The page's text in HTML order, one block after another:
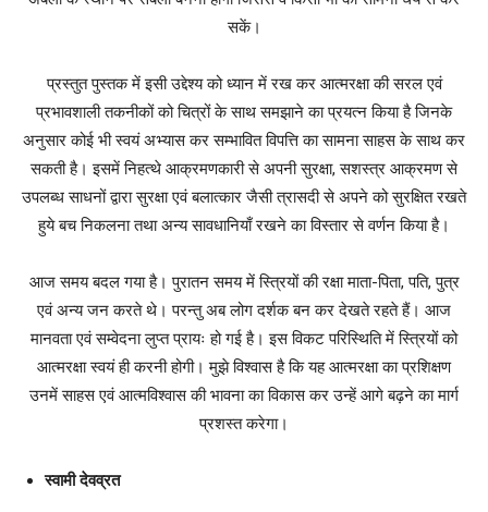
सकें।
प्रस्तुत पुस्तक में इसी उद्देश्य को ध्यान में रख कर आत्मरक्षा की सरल एवं
प्रभावशाली तकनीकों को चित्रों के साथ समझाने का प्रयत्न किया है जिनके
अनुसार कोई भी स्वयं अभ्यास कर सम्भावित विपत्ति का सामना साहस के साथ कर
सकती है। इसमें निहत्थे आक्रमणकारी से अपनी सुरक्षा, सशस्त्र आक्रमण से
उपलब्ध साधनों द्वारा सुरक्षा एवं बलात्कार जैसी त्रासदी से अपने को सुरक्षित रखते
हुये बच निकलना तथा अन्य सावधानियाँ रखने का विस्तार से वर्णन किया है।
आज समय बदल गया है। पुरातन समय में स्त्रियों की रक्षा माता-पिता, पति, पुत्र
एवं अन्य जन करते थे। परन्तु अब लोग दर्शक बन कर देखते रहते हैं। आज
मानवता एवं सम्वेदना लुप्त प्रायः हो गई है। इस विकट परिस्थिति में स्त्रियों को
आत्मरक्षा स्वयं ही करनी होगी। मुझे विश्वास है कि यह आत्मरक्षा का प्रशिक्षण
उनमें साहस एवं आत्मविश्वास की भावना का विकास कर उन्हें आगे बढ़ने का मार्ग
प्रशस्त करेगा।
स्वामी देवव्रत